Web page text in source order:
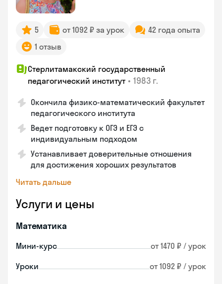
5 от 1092 ₽ за урок
42 года опыта
1 отзыв
Стерлитамакский государственный
педагогический институт • 1983 г.
Окончила физико-математический факультет
педагогического института
Ведет подготовку к ОГЭ и ЕГЭ с
индивидуальным подходом
Устанавливает доверительные отношения
для достижения хороших результатов
Читать дальше
Услуги и цены
Математика
Мини-курс от 1470 ₽ / урок
Уроки от 1092 ₽ / урок